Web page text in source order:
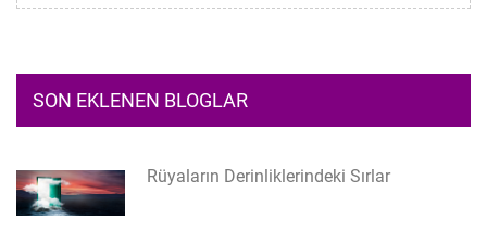
SON EKLENEN BLOGLAR
Rüyaların Derinliklerindeki Sırlar